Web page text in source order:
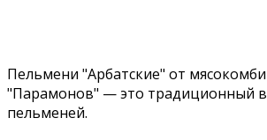
Пельмени "Арбатские" от
"Парамонов" — это традиционный
пельменей.